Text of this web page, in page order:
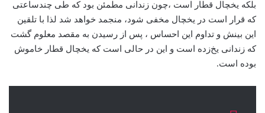
بلکه یخچال قطار است ،چون زندانی مطمئن بود که طی چندساعتی
که قرار است در یخچال مخفی شود، منجمد خواهد شد لذا با تلقین
این بینش و تداوم این احساس ، پس از رسیدن به مقصد معلوم گشت
که زندانی یخ‌زده است و این در حالی است که یخچال قطار خاموش
بوده است.